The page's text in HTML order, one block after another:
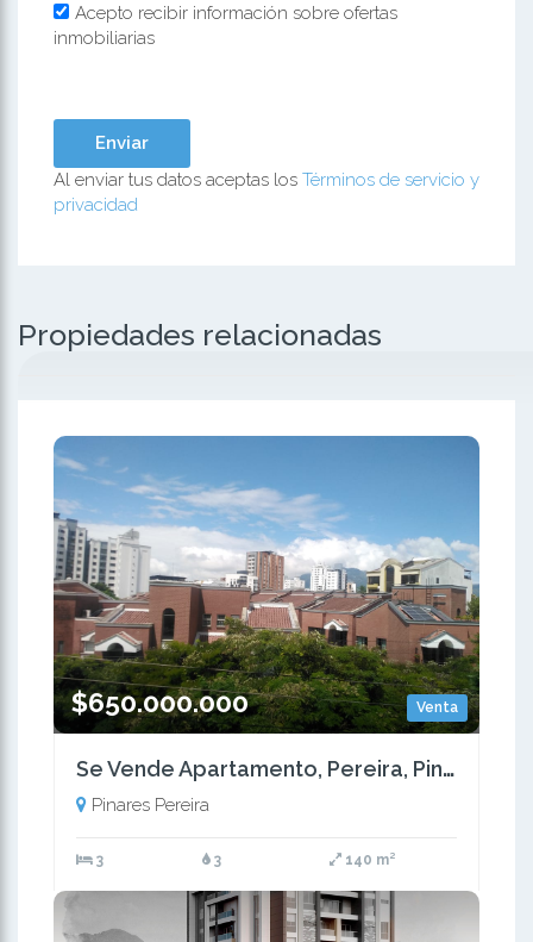
Acepto recibir información sobre ofertas
inmobiliarias
Al enviar tus datos aceptas los Términos de servicio y
privacidad
Propiedades relacionadas
Venta
$650.000.000
Se Vende Apartamento, Pereira, Pinares
Pinares Pereira
3 3 140 m²